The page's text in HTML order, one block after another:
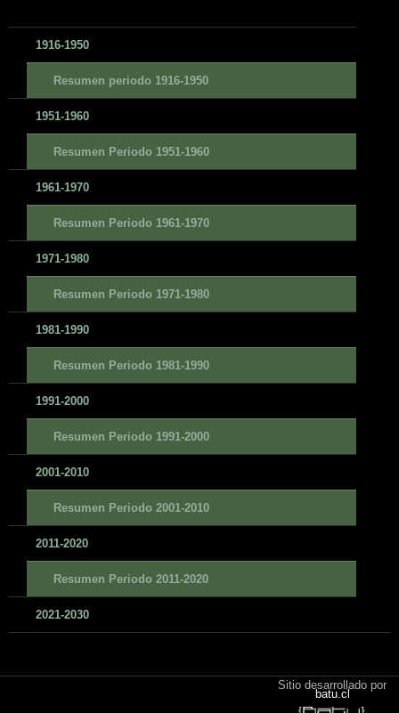
1916-1950
Resumen periodo 1916-1950
1951-1960
Resumen Periodo 1951-1960
1961-1970
Resumen Periodo 1961-1970
1971-1980
Resumen Periodo 1971-1980
1981-1990
Resumen Periodo 1981-1990
1991-2000
Resumen Periodo 1991-2000
2001-2010
Resumen Periodo 2001-2010
2011-2020
Resumen Periodo 2011-2020
2021-2030
Sitio desarrollado por
batu.cl